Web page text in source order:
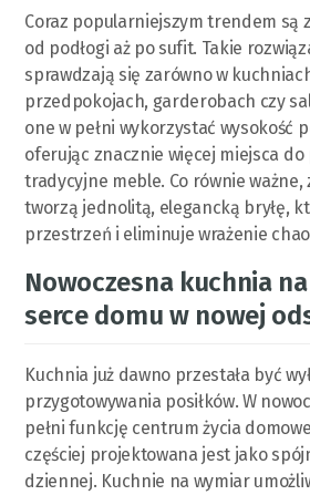
Coraz popularniejszym trendem są
od podłogi aż po sufit. Takie
sprawdzają się zarówno w
przedpokojach, garderobach czy
one w pełni wykorzystać wysokość
oferując znacznie więcej miejsca
tradycyjne meble. Co równie
tworzą jednolitą, elegancką bryłę,
przestrzeń i eliminuje wrażenie
Nowoczesna kuchnia
serce domu w nowej
Kuchnia już dawno przestała być
przygotowywania posiłków. W
pełni funkcję centrum życia
częściej projektowana jest jako
dziennej. Kuchnie na wymiar